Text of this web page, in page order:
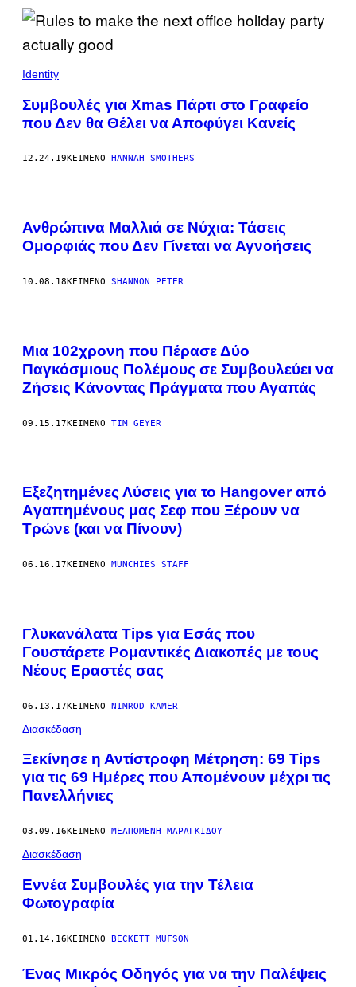
Identity
Συμβουλές για Xmas Πάρτι στο Γραφείο
που Δεν θα Θέλει να Αποφύγει Κανείς
12.24.19ΚΕΊΜΕΝΟ HANNAH SMOTHERS
Ανθρώπινα Μαλλιά σε Νύχια: Τάσεις
Ομορφιάς που Δεν Γίνεται να Αγνοήσεις
10.08.18ΚΕΊΜΕΝΟ SHANNON PETER
Μια 102χρονη που Πέρασε Δύο
Παγκόσμιους Πολέμους σε Συμβουλεύει να
Ζήσεις Κάνοντας Πράγματα που Αγαπάς
09.15.17ΚΕΊΜΕΝΟ TIM GEYER
Εξεζητημένες Λύσεις για το Hangover από
Aγαπημένους μας Σεφ που Ξέρουν να
Τρώνε (και να Πίνουν)
06.16.17ΚΕΊΜΕΝΟ MUNCHIES STAFF
Γλυκανάλατα Tips για Εσάς που
Γουστάρετε Ρομαντικές Διακοπές με τους
Νέους Εραστές σας
06.13.17ΚΕΊΜΕΝΟ NIMROD KAMER
Διασκέδαση
Ξεκίνησε η Αντίστροφη Μέτρηση: 69 Tips
για τις 69 Ημέρες που Απομένουν μέχρι τις
Πανελλήνιες
03.09.16ΚΕΊΜΕΝΟ ΜΕΛΠΟΜΈΝΗ ΜΑΡΑΓΚΊΔΟΥ
Διασκέδαση
Εννέα Συμβουλές για την Τέλεια
Φωτογραφία
01.14.16ΚΕΊΜΕΝΟ BECKETT MUFSON
Ένας Μικρός Οδηγός για να την Παλέψεις